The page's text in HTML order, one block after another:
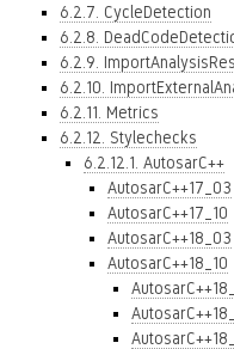
6.2.7. CycleDetection
6.2.8.
6.2.9.
6.2.10.
6.2.11. Metrics
6.2.12. Stylechecks
6.2.12.1. AutosarC++
AutosarC++17_03
AutosarC++17_10
AutosarC++18_03
AutosarC++18_10